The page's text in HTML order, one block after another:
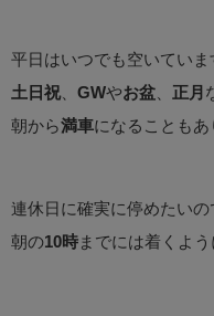
平日はいつでも空いていま
土日祝
GWや お盆 正月
朝から満車になることもあ
連休日に確実に停めたいの
朝の10時 までには着くよう